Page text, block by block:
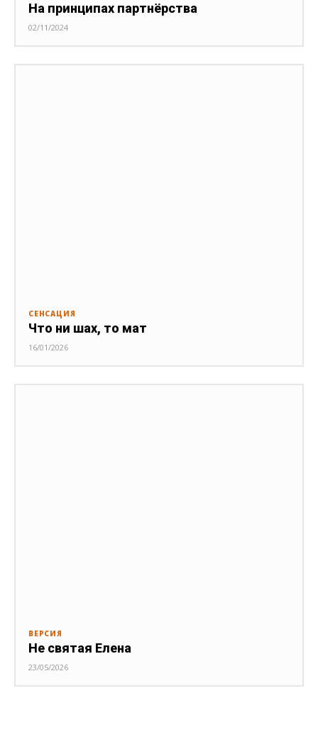
На принципах партнёрства
02/11/2024
СЕНСАЦИЯ
Что ни шах, то мат
16/01/2026
ВЕРСИЯ
Не святая Елена
23/05/2026